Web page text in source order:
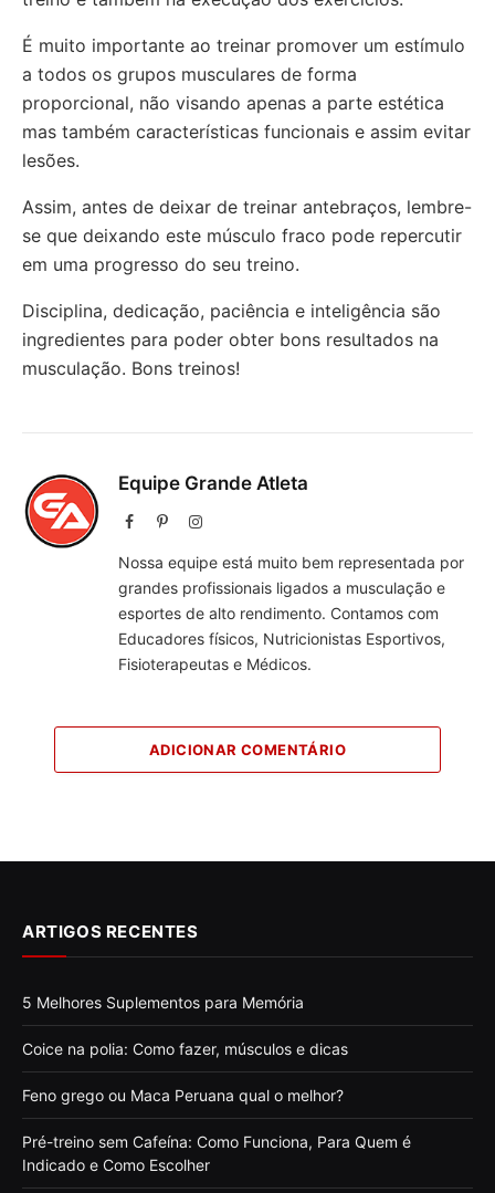
É muito importante ao treinar promover um estímulo
a todos os grupos musculares de forma
proporcional, não visando apenas a parte estética
mas também características funcionais e assim evitar
lesões.
Assim, antes de deixar de treinar antebraços, lembre-
se que deixando este músculo fraco pode repercutir
em uma progresso do seu treino.
Disciplina, dedicação, paciência e inteligência são
ingredientes para poder obter bons resultados na
musculação. Bons treinos!
Equipe Grande Atleta
FacebookPinterestInstagram
Nossa equipe está muito bem representada por
grandes profissionais ligados a musculação e
esportes de alto rendimento. Contamos com
Educadores físicos, Nutricionistas Esportivos,
Fisioterapeutas e Médicos.
ADICIONAR COMENTÁRIO
ARTIGOS RECENTES
5 Melhores Suplementos para Memória
Coice na polia: Como fazer, músculos e dicas
Feno grego ou Maca Peruana qual o melhor?
Pré-treino sem Cafeína: Como Funciona, Para Quem é
Indicado e Como Escolher